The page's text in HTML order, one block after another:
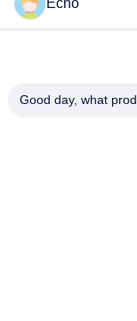
AWG47 Κόκκινο
Χαλκού
Ακουστικών
Εξαιρετικά λεπτό
Echo
Good day, what